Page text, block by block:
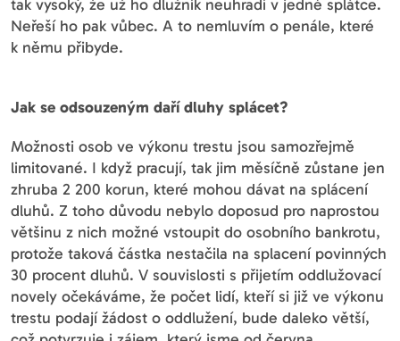
tak vysoký, že už ho dlužník neuhradí v jedné splátce.
Neřeší ho pak vůbec. A to nemluvím o penále, které
k němu přibyde.
Jak se odsouzeným daří dluhy splácet?
Možnosti osob ve výkonu trestu jsou samozřejmě
limitované. I když pracují, tak jim měsíčně zůstane jen
zhruba 2 200 korun, které mohou dávat na splácení
dluhů. Z toho důvodu nebylo doposud pro naprostou
většinu z nich možné vstoupit do osobního bankrotu,
protože taková částka nestačila na splacení povinných
30 procent dluhů. V souvislosti s přijetím oddlužovací
novely očekáváme, že počet lidí, kteří si již ve výkonu
trestu podají žádost o oddlužení, bude daleko větší,